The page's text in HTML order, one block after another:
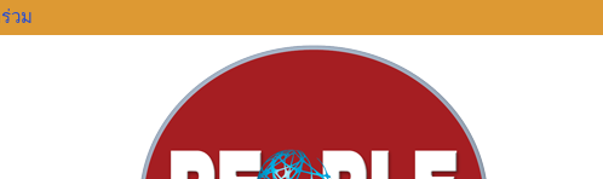
วม
รรมอารยสถาปัตย์ฯปีที่ 4 รวมสุดยอดเทคโนโลยี นวัตกรรมเพื่อสุขภาพ